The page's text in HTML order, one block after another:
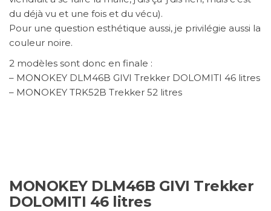
du déjà vu et une fois et du vécu).
Pour une question esthétique aussi, je privilégie aussi la
couleur noire.
2 modèles sont donc en finale :
– MONOKEY DLM46B GIVI Trekker DOLOMITI 46 litres
– MONOKEY TRK52B Trekker 52 litres
MONOKEY DLM46B GIVI Trekker
DOLOMITI 46 litres